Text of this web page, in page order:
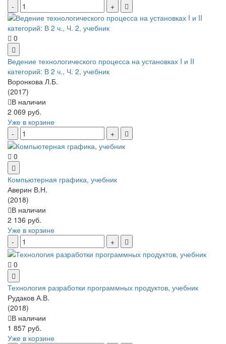
0
Ведение технологического процесса на установках I и II
категорий: В 2 ч., Ч. 2, учебник
Воронкова Л.Б.
(2017)
В наличии
2 069 руб.
Уже в корзине
0
Компьютерная графика, учебник
Аверин В.Н.
(2018)
В наличии
2 136 руб.
Уже в корзине
0
Технология разработки программных продуктов, учебник
Рудаков А.В.
(2018)
В наличии
1 857 руб.
Уже в корзине